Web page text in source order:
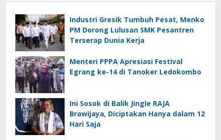
Industri Gresik Tumbuh Pesat, Menko
PM Dorong Lulusan SMK Pesantren
Terserap Dunia Kerja
Menteri PPPA Apresiasi Festival
Egrang ke-14 di Tanoker Ledokombo
Ini Sosok di Balik Jingle RAJA
Brawijaya, Diciptakan Hanya dalam 12
Hari Saja